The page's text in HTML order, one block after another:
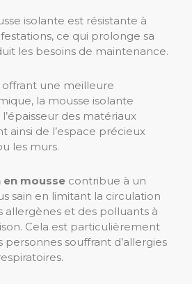
isolante est résistante à
ce qui prolonge sa
les besoins de maintenance.
offrant une meilleure
la mousse isolante
des matériaux
ainsi de l’espace précieux
les murs.
mousse contribue à un
sain en limitant la circulation
allergènes et des polluants à
Cela est particulièrement
souffrant d’allergies